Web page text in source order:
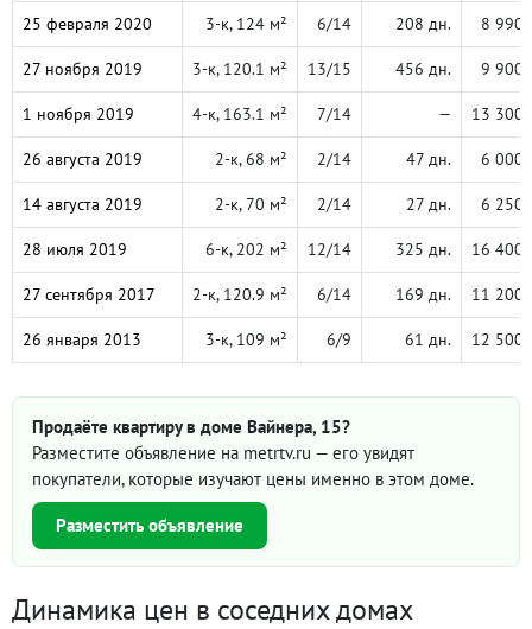
25 февраля 2020 3-к, 124 м² 6/14 208 дн. 8 990
27 ноября 2019 3-к, 120.1 м² 13/15 456 дн. 9 900
1 ноября 2019 4-к, 163.1 м² 7/14 — 13 300
26 августа 2019 2-к, 68 м² 2/14 47 дн. 6 000
14 августа 2019 2-к, 70 м² 2/14 27 дн. 6 250
28 июля 2019 6-к, 202 м² 12/14 325 дн. 16 400
27 сентября 2017 2-к, 120.9 м² 6/14 169 дн. 11 200
26 января 2013 3-к, 109 м² 6/9 61 дн. 12 500
Продаёте квартиру в доме Вайнера, 15?
Разместите объявление на metrtv.ru — его увидят
покупатели, которые изучают цены именно в этом доме.
Разместить объявление
Динамика цен в соседних домах